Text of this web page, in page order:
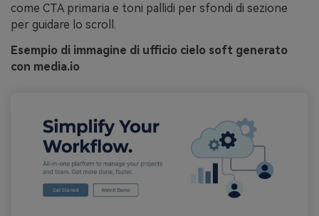
come CTA primaria e toni pallidi per sfondi di sezione
per guidare lo scroll.
Esempio di immagine di ufficio cielo soft generato
con media.io